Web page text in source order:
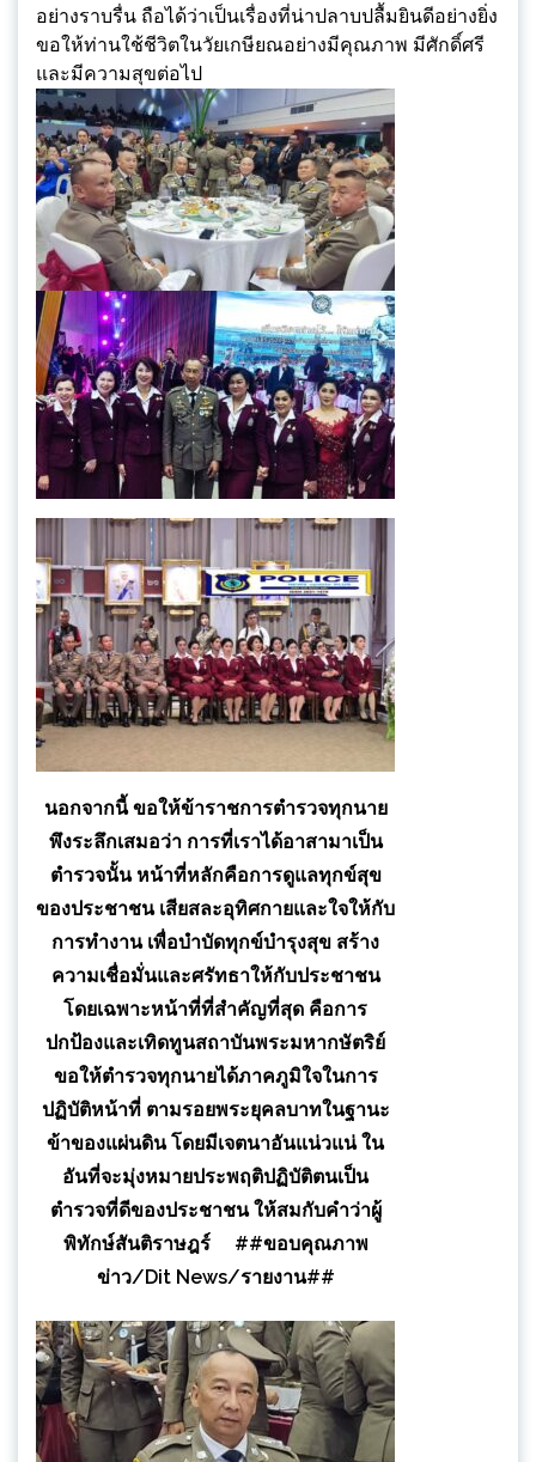
อย่างราบรื่น ถือได้ว่าเป็นเรื่องที่น่าปลาบปลื้มยินดีอย่างยิ่ง
ขอให้ท่านใช้ชีวิตในวัยเกษียณอย่างมีคุณภาพ มีศักดิ์ศรี
และมีความสุขต่อไป
นอกจากนี้ ขอให้ข้าราชการตำรวจทุกนาย
พึงระลึกเสมอว่า การที่เราได้อาสามาเป็น
ตำรวจนั้น หน้าที่หลักคือการดูแลทุกข์สุข
ของประชาชน เสียสละอุทิศกายและใจให้กับ
การทำงาน เพื่อบำบัดทุกข์บำรุงสุข สร้าง
ความเชื่อมั่นและศรัทธาให้กับประชาชน
โดยเฉพาะหน้าที่ที่สำคัญที่สุด คือการ
ปกป้องและเทิดทูนสถาบันพระมหากษัตริย์
ขอให้ตำรวจทุกนายได้ภาคภูมิใจในการ
ปฏิบัติหน้าที่ ตามรอยพระยุคลบาทในฐานะ
ข้าของแผ่นดิน โดยมีเจตนาอันแน่วแน่ ใน
อันที่จะมุ่งหมายประพฤติปฏิบัติตนเป็น
ตำรวจที่ดีของประชาชน ให้สมกับคำว่าผู้
พิทักษ์สันติราษฎร์ ##ขอบคุณภาพ
ข่าว/Dit News/รายงาน##